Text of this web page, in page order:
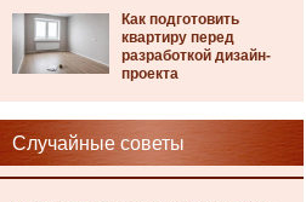
Как подготовить
квартиру перед
разработкой дизайн-
проекта
Случайные советы